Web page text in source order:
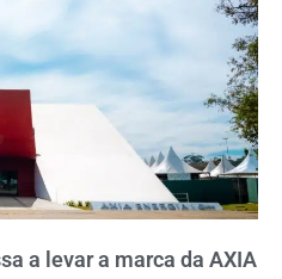
a levar a marca da AXIA